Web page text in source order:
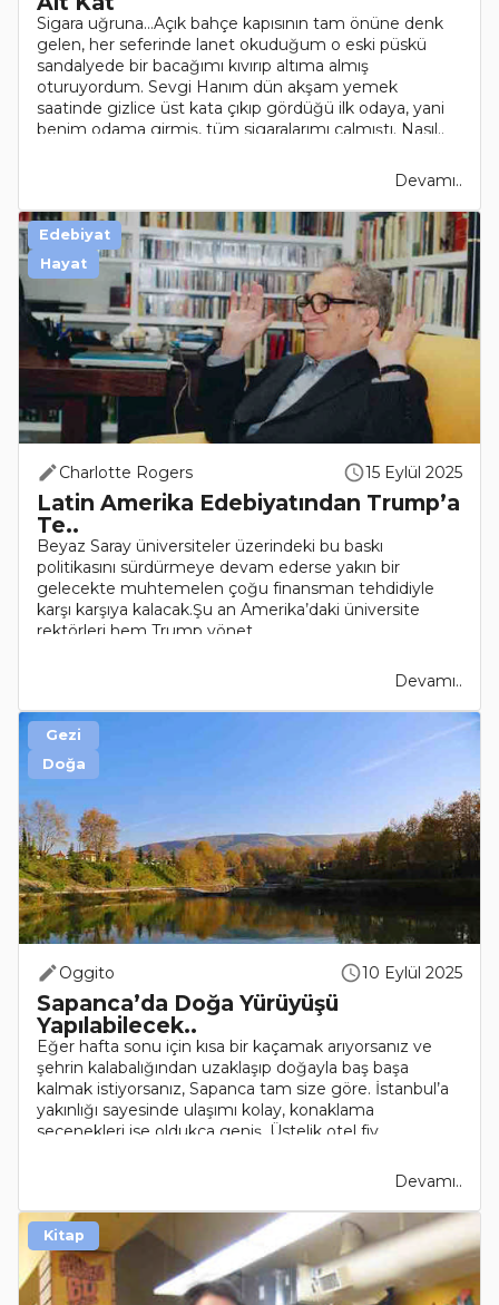
Sigara uğruna…Açık bahçe kapısının tam önüne denk
gelen, her seferinde lanet okuduğum o eski püskü
sandalyede bir bacağımı kıvırıp altıma almış
oturuyordum. Sevgi Hanım dün akşam yemek
saatinde gizlice üst kata çıkıp gördüğü ilk odaya, yani
benim odama girmiş, tüm sigaralarımı çalmıştı. Nasıl..
Devamı..
Charlotte Rogers 15 Eylül 2025
Latin Amerika Edebiyatından Trump’a
Te..
Beyaz Saray üniversiteler üzerindeki bu baskı
politikasını sürdürmeye devam ederse yakın bir
gelecekte muhtemelen çoğu finansman tehdidiyle
karşı karşıya kalacak.Şu an Amerika’daki üniversite
rektörleri hem Trump yönet..
Devamı..
Edebiyat
Hayat
Oggito 10 Eylül 2025
Sapanca’da Doğa Yürüyüşü
Yapılabilecek..
Eğer hafta sonu için kısa bir kaçamak arıyorsanız ve
şehrin kalabalığından uzaklaşıp doğayla baş başa
kalmak istiyorsanız, Sapanca tam size göre. İstanbul’a
yakınlığı sayesinde ulaşımı kolay, konaklama
seçenekleri ise oldukça geniş. Üstelik otel fiy..
Devamı..
Gezi
Doğa
Kitap